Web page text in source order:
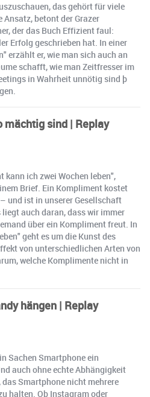
das gehört für viele
betont der Grazer
der das Buch Effizient faul:
Erfolg geschrieben hat. In einer
erzählt er, wie man sich auch an
schafft, wie man Zeitfresser im
in Wahrheit unnötig sind þ
sind | Replay
kann ich zwei Wochen leben",
Brief. Ein Kompliment kostet
und ist in unserer Gesellschaft
auch daran, dass wir immer
über ein Kompliment freut. In
geht es um die Kunst des
von unterschiedlichen Arten von
welche Komplimente nicht in
hängen | Replay
Sachen Smartphone ein
auch ohne echte Abhängigkeit
Smartphone nicht mehrere
halten. Ob Instagram oder